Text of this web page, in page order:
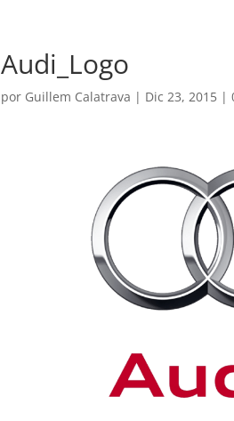
Audi_Logo
por Guillem Calatrava | Dic 23, 2015|